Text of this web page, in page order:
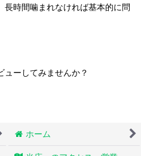
時間噛まれなければ基本的に問
ューしてみませんか？
ホーム